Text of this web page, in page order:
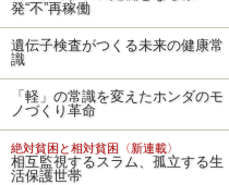
発“不”再稼働
遺伝子検査がつくる未来の健康常
識
「軽」の常識を変えたホンダのモ
ノづくり革命
絶対貧困と相対貧困〈新連載〉
相互監視するスラム、孤立する生
活保護世帯